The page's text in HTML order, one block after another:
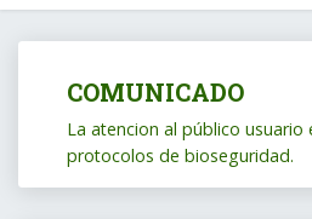
COMUNICADO
La atencion al público usuario
protocolos de bioseguridad.